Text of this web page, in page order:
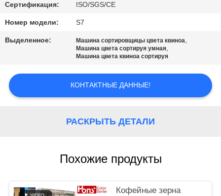
СПРОСИТЕ
ЦИТАТУ
САЙТА
Сертификация: ISO/SGS/CE
Номер модели: S7
Выделенное: Машина сортировщицы цвета квиноа,
Машина цвета сортируя умная,
Машина цвета квиноа сортируя
КОНТАКТНЫЕ ДАННЫЕ!
РАСКРЫТЬ ДЕТАЛИ
Похожие продукты
Кофейные зерна